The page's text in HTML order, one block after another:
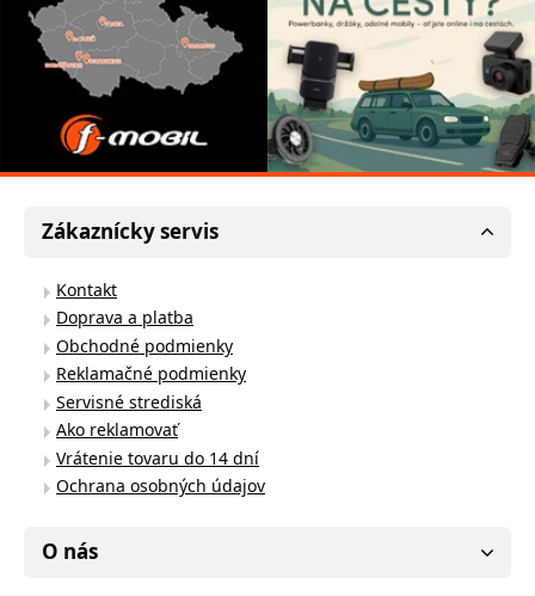
Zákaznícky servis
Kontakt
Doprava a platba
Obchodné podmienky
Reklamačné podmienky
Servisné strediská
Ako reklamovať
Vrátenie tovaru do 14 dní
Ochrana osobných údajov
O nás